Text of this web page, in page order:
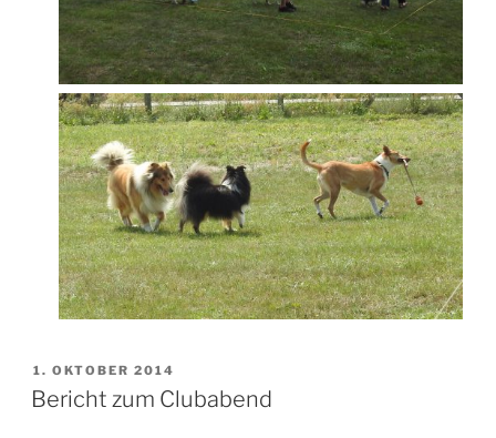
VERÖFFENTLICHT
AM
1. OKTOBER 2014
Bericht zum Clubabend